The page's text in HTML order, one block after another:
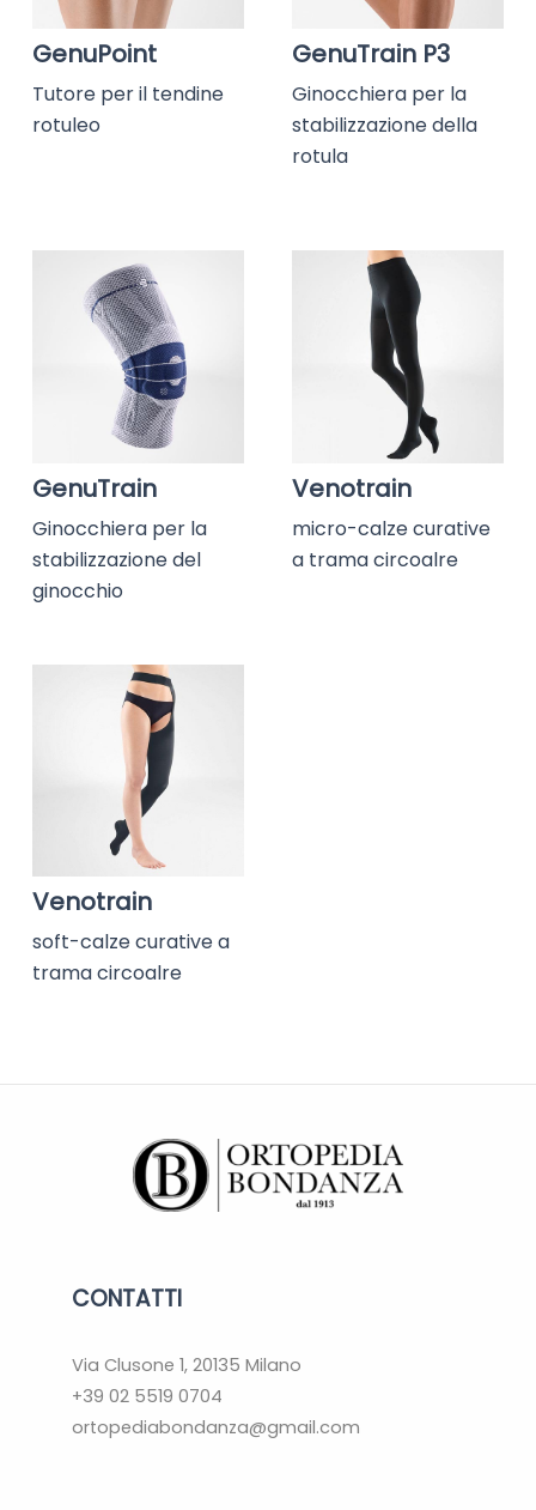
GenuPoint
Tutore per il tendine
rotuleo
GenuTrain P3
Ginocchiera per la
stabilizzazione della
rotula
GenuTrain
Ginocchiera per la
stabilizzazione del
ginocchio
Venotrain
micro-calze curative
a trama circoalre
Venotrain
soft-calze curative a
trama circoalre
CONTATTI
Via Clusone 1, 20135 Milano
+39 02 5519 0704
ortopediabondanza@gmail.com